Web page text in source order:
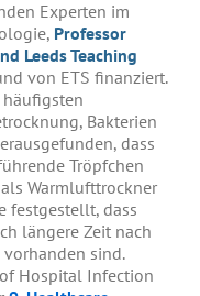
Experten im
Professor
Leeds Teaching
von ETS finanziert.
Bakterien
dass
Tröpfchen
Warmlufttrockner
festgestellt, dass
längere Zeit nach
sind.
Hospital Infection